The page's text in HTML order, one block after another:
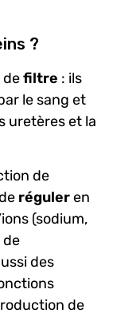
?
defiltre : ils
le sang et
uretères et la
de
réguleren
(sodium,
de
des
de